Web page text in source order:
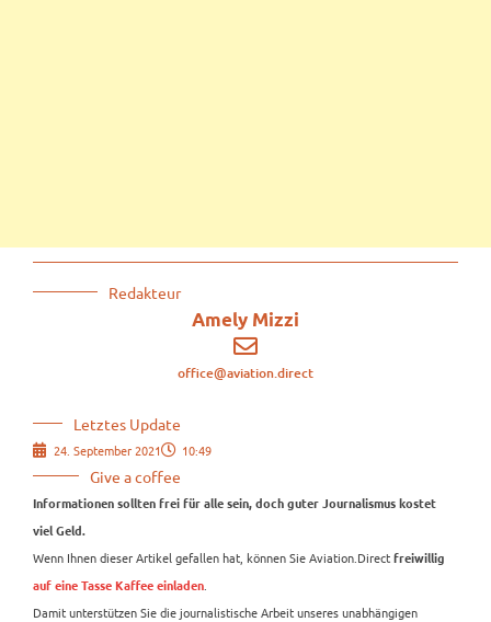
Redakteur
Amely Mizzi
office@aviation.direct
Letztes Update
24. September 2021 10:49
Give a coffee
Informationen sollten frei für alle sein, doch guter Journalismus kostet
viel Geld.
Wenn Ihnen dieser Artikel gefallen hat, können Sie Aviation.Direct freiwillig
auf eine Tasse Kaffee einladen
Damit unterstützen Sie die journalistische Arbeit unseres unabhängigen